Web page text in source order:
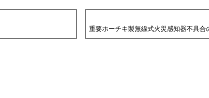
重要ホーチキ製無線式火災感知器不具合